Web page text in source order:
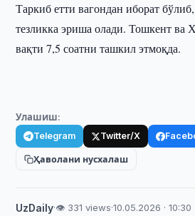
Таркиб етти вагондан иборат
тезликка эриша олади. Тошкент ва
вақти 7,5 соатни ташкил этмоқда.
Улашиш:
Telegram Twitter/X
Ҳаволани нусхалаш
UzDaily·👁 331 views·10.05.2026 · 10:30